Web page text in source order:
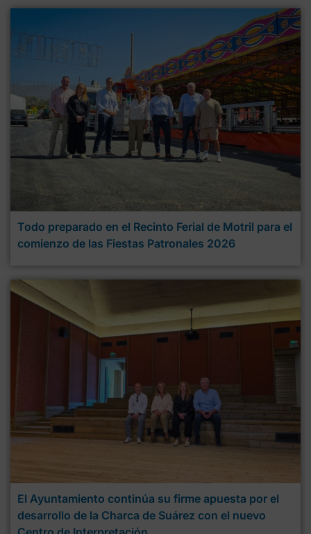
Todo preparado en el Recinto Ferial de Motril para el
comienzo de las Fiestas Patronales 2026
El Ayuntamiento continúa su firme apuesta por el
desarrollo de la Charca de Suárez con el nuevo